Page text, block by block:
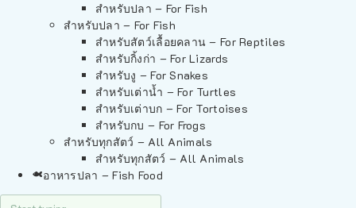
สำหรับปลา – For Fish
สำหรับปลา – For Fish
สำหรับสัตว์เลื้อยคลาน – For Reptiles
สำหรับกิ้งก่า – For Lizards
สำหรับงู – For Snakes
สำหรับเต่าน้ำ – For Turtles
สำหรับเต่าบก – For Tortoises
สำหรับกบ – For Frogs
สำหรับทุกสัตว์ – All Animals
สำหรับทุกสัตว์ – All Animals
อาหารปลา – Fish Food